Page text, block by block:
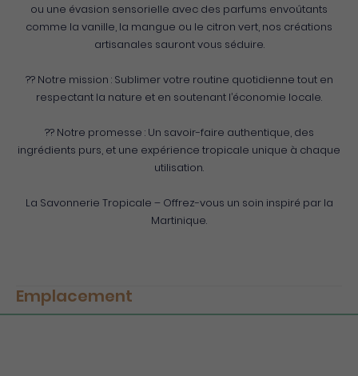
ou une évasion sensorielle avec des parfums envoûtants
comme la vanille, la mangue ou le citron vert, nos créations
artisanales sauront vous séduire.
?? Notre mission : Sublimer votre routine quotidienne tout en
respectant la nature et en soutenant l’économie locale.
?? Notre promesse : Un savoir-faire authentique, des
ingrédients purs, et une expérience tropicale unique à chaque
utilisation.
La Savonnerie Tropicale – Offrez-vous un soin inspiré par la
Martinique.
Emplacement